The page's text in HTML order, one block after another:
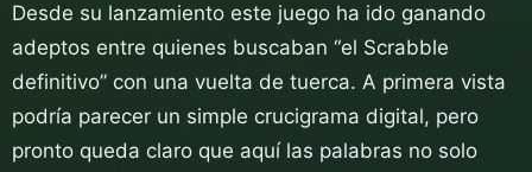
Desde su lanzamiento este juego ha ido ganando
adeptos entre quienes buscaban “el Scrabble
definitivo” con una vuelta de tuerca. A primera vista
podría parecer un simple crucigrama digital, pero
pronto queda claro que aquí las palabras no solo